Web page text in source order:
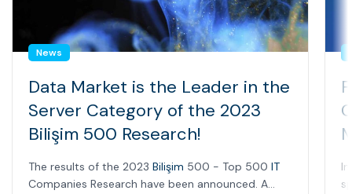
News
Data Market is the Leader in the
Server Category of the 2023
Bilişim 500 Research!
The results of the 2023 Bilişim 500 - Top 500 IT
Companies Research have been announced. A...